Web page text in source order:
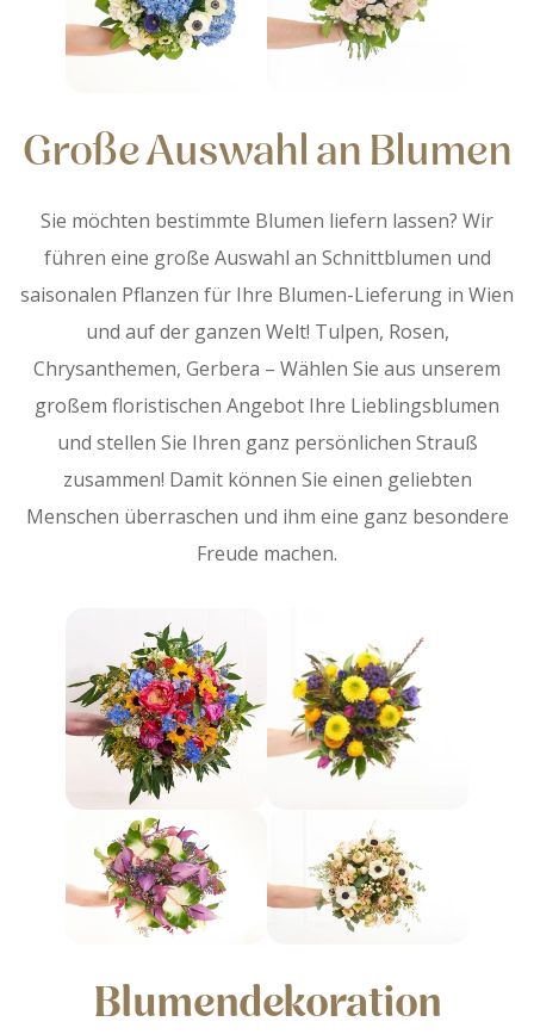
Große Auswahl an Blumen
Sie möchten bestimmte Blumen liefern lassen? Wir
führen eine große Auswahl an Schnittblumen und
saisonalen Pflanzen für Ihre Blumen-Lieferung in Wien
und auf der ganzen Welt! Tulpen, Rosen,
Chrysanthemen, Gerbera – Wählen Sie aus unserem
großem floristischen Angebot Ihre Lieblingsblumen
und stellen Sie Ihren ganz persönlichen Strauß
zusammen! Damit können Sie einen geliebten
Menschen überraschen und ihm eine ganz besondere
Freude machen.
Blumendekoration